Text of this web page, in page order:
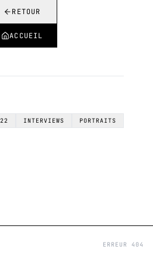
RETOUR
ACCUEIL
INTERVIEWS PORTRAITS
ERREUR 404